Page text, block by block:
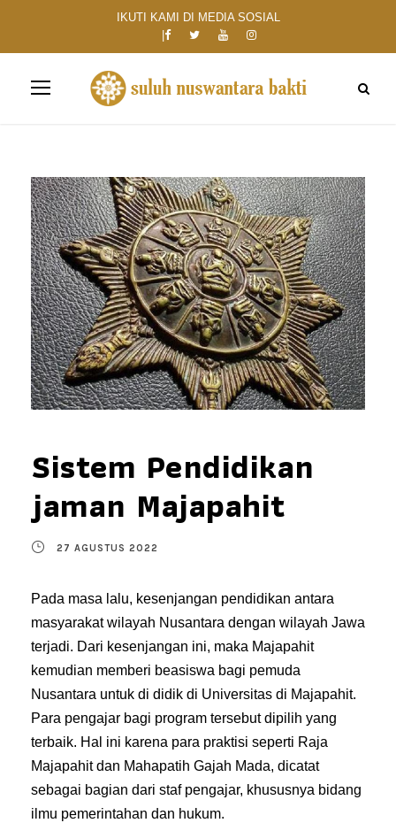
IKUTI KAMI DI MEDIA SOSIAL
Sistem Pendidikan
jaman Majapahit
27 AGUSTUS 2022
Pada masa lalu, kesenjangan pendidikan antara
masyarakat wilayah Nusantara dengan wilayah Jawa
terjadi. Dari kesenjangan ini, maka Majapahit
kemudian memberi beasiswa bagi pemuda
Nusantara untuk di didik di Universitas di Majapahit.
Para pengajar bagi program tersebut dipilih yang
terbaik. Hal ini karena para praktisi seperti Raja
Majapahit dan Mahapatih Gajah Mada, dicatat
sebagai bagian dari staf pengajar, khususnya bidang
ilmu pemerintahan dan hukum.